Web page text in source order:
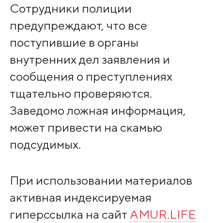
Сотрудники полиции
предупреждают, что все
поступившие в органы
внутренних дел заявления и
сообщения о преступлениях
тщательно проверяются.
Заведомо ложная информация,
может привести на скамью
подсудимых.
При использовании материалов
активная индексируемая
гиперссылка на сайт AMUR.LIFE